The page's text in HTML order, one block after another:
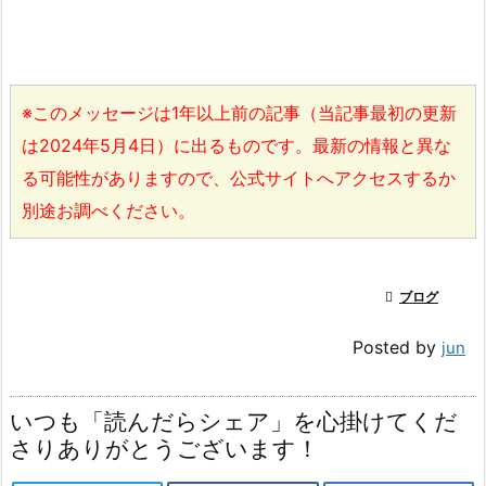
※このメッセージは1年以上前の記事（当記事最初の更新
は2024年5月4日）に出るものです。最新の情報と異な
る可能性がありますので、公式サイトへアクセスするか
別途お調べください。
 ブログ
Posted by jun
いつも「読んだらシェア」を心掛けてくだ
さりありがとうございます！